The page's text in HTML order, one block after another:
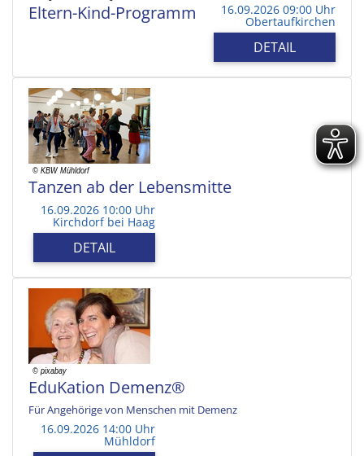
Eltern-Kind-Programm 16.09.2026 09:00 Uhr
Obertaufkirchen
DETAIL
Tanzen ab der Lebensmitte
16.09.2026 10:00 Uhr
Kirchdorf bei Haag
DETAIL
EduKation Demenz®
Für Angehörige von Menschen mit Demenz
16.09.2026 14:00 Uhr
Mühldorf